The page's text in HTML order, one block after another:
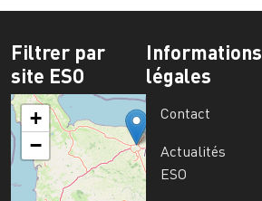
Filtrer par
site ESO
+
−
Informations
légales
Contact
Actualités
ESO